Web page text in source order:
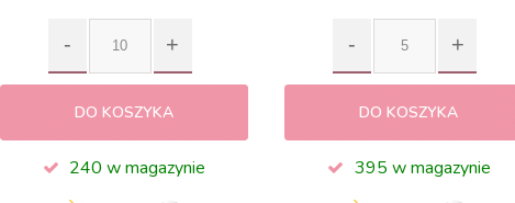
DO KOSZYKA
240 w magazynie
DO KOSZYKA
395 w magazynie